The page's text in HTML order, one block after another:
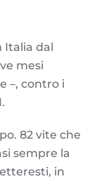
Italia dal
mesi
–, contro i
82 vite che
sempre la
in